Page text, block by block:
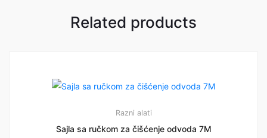
Related products
Razni alati
Sajla sa ručkom za čišćenje odvoda 7M